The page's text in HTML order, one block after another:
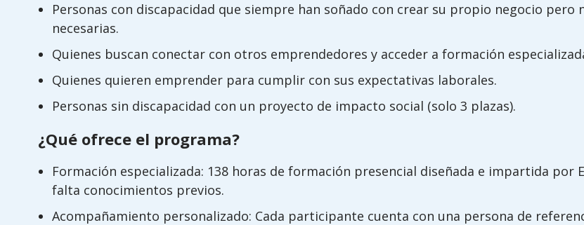
Personas con discapacidad que siempre han soñado con crear su propio negocio
necesarias.
Quienes buscan conectar con otros emprendedores y acceder a formación
Quienes quieren emprender para cumplir con sus expectativas laborales.
Personas sin discapacidad con un proyecto de impacto social (solo 3 plazas).
¿Qué ofrece el programa?
Formación especializada: 138 horas de formación presencial diseñada e impartida por
falta conocimientos previos.
Acompañamiento personalizado: Cada participante cuenta con una persona de